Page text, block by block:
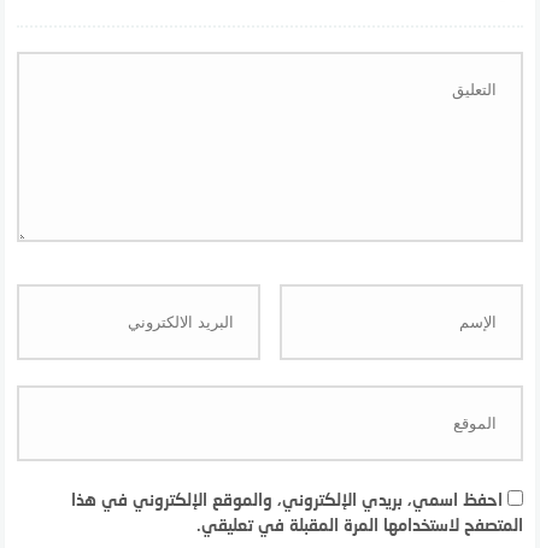
احفظ اسمي، بريدي الإلكتروني، والموقع الإلكتروني في هذا
المتصفح لاستخدامها المرة المقبلة في تعليقي.